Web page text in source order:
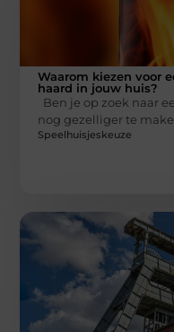
Waarom kiezen voor
haard in jouw huis?
Ben je op zoek naar
nog gezelliger te
Speelhuisjeskeuze